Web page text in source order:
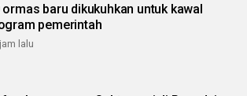
ormas baru dikukuhkan untuk kawal
pemerintah
lalu